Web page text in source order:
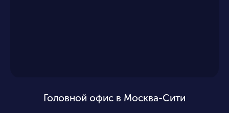
Головной офис в Москва-Сити